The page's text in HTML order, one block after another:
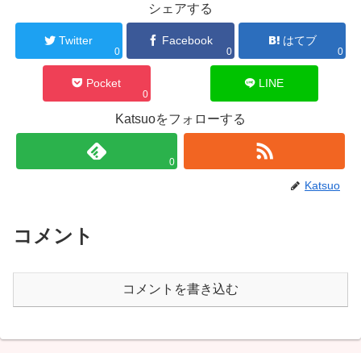
シェアする
Twitter
0
Facebook
0
はてブ
0
Pocket
0
LINE
Katsuoをフォローする
0
Katsuo
コメント
コメントを書き込む